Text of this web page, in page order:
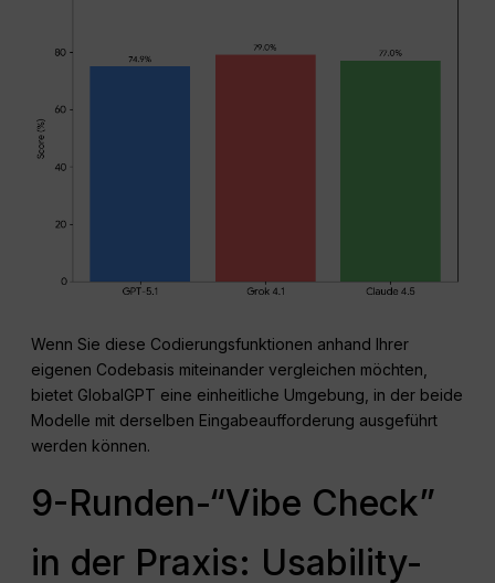
Wenn Sie diese Codierungsfunktionen anhand Ihrer
eigenen Codebasis miteinander vergleichen möchten,
bietet GlobalGPT eine einheitliche Umgebung, in der beide
Modelle mit derselben Eingabeaufforderung ausgeführt
werden können.
9-Runden-“Vibe Check”
in der Praxis: Usability-